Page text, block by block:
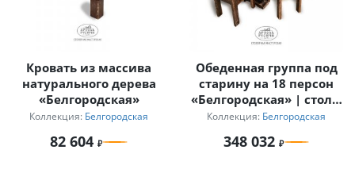
Кровать из массива
натурального дерева
«Белгородская»
Коллекция: Белгородская
82 604
Обеденная группа под
старину на 18 персон
«Белгородская» | стол 4
м
Коллекция: Белгородская
348 032